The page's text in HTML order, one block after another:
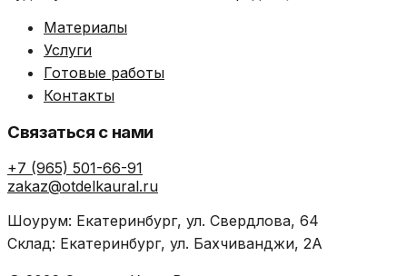
Материалы
Услуги
Готовые работы
Контакты
Связаться с нами
+7 (965) 501-66-91
zakaz@otdelkaural.ru
Шоурум: Екатеринбург, ул. Свердлова, 64
Склад: Екатеринбург, ул. Бахчиванджи, 2А